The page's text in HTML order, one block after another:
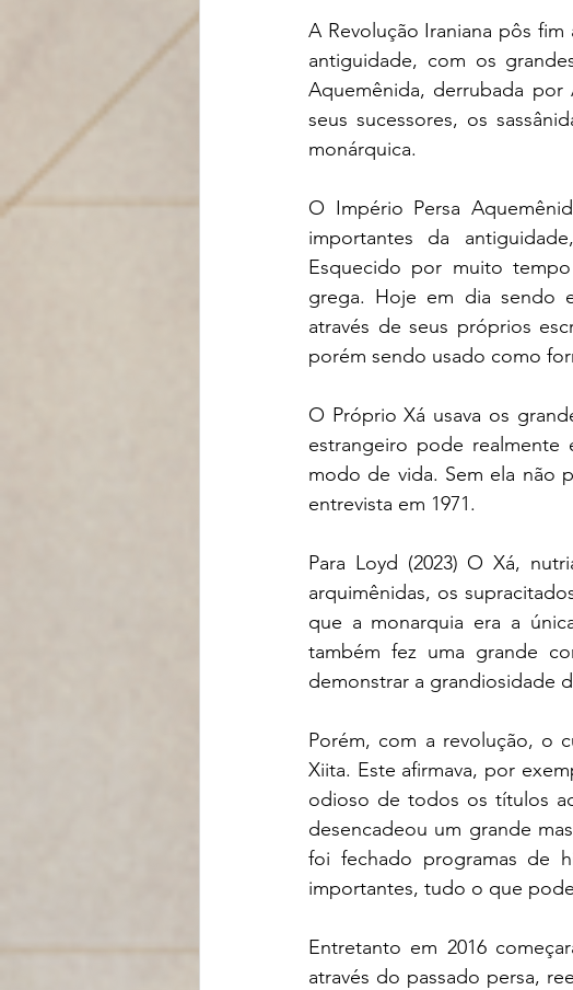
A Revolução Iraniana pôs
antiguidade, com os
Aquemênida, derrubada
seus sucessores, os
monárquica.
O Império Persa
importantes da
Esquecido por muito
grega. Hoje em dia sendo
através de seus próprios
porém sendo usado como
O Próprio Xá usava os
estrangeiro pode
modo de vida. Sem ela não
entrevista em 1971.
Para Loyd (2023) O Xá,
arquimênidas, os
que a monarquia era a
também fez uma grande
demonstrar a grandiosidade
Porém, com a revolução, o
Xiita. Este afirmava, por
odioso de todos os títulos
desencadeou um grande
foi fechado programas de
importantes, tudo o que
Entretanto em 2016
através do passado persa,